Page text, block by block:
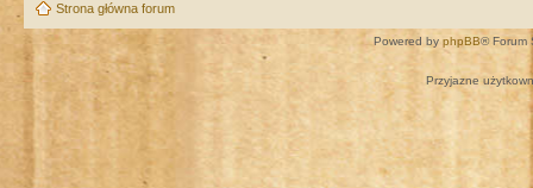
Strona główna forum
Powered by phpBB® Forum
Przyjazne